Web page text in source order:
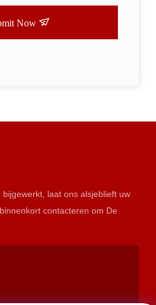
Now
laat ons alsjeblieft uw
contacteren om De